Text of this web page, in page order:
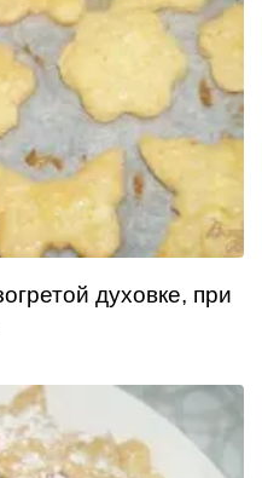
духовке, при